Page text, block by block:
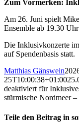
Zum Vormerken:
Am 26. Juni spielt
Ensemble ab 19.30
Die Inklusivkonzerte
auf Spendenbasis statt.
Matthias Gänswein
25T10:00:38+01:00
deaktiviertfür
stürmische Nordmeer
Teile den Beitrag in